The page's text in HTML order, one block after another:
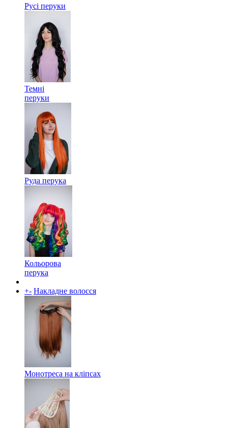
Русі перуки
Темні
перуки
Руда перука
Кольорова
перука
+- Накладне волосся
Монотреса на кліпсах